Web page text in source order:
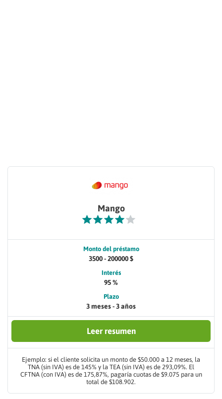
Mango
Monto del préstamo
3500 - 200000 $
Interés
95 %
Plazo
3 meses - 3 años
Leer resumen
Ejemplo: si el cliente solicita un monto de $50.000 a 12 meses, la
TNA (sin IVA) es de 145% y la TEA (sin IVA) es de 293,09%. El
CFTNA (con IVA) es de 175,87%, pagaría cuotas de $9.075 para un
total de $108.902.